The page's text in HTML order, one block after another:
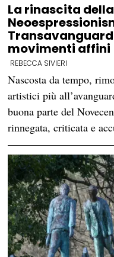
La rinascita
movimenti affini
REBECCA SIVIERI
Nascosta da tempo,
artistici più
buona parte del
rinnegata, criticata e